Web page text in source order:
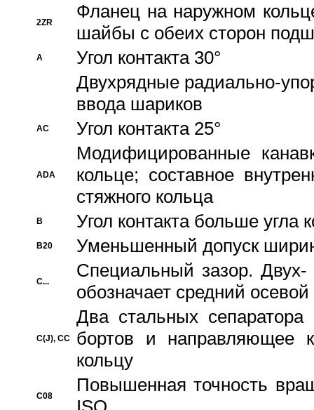
2ZR
Фланец на наружном
шайбы с обеих сторон
A
Угол контакта 30°
Двухрядные радиально-
ввода шариков
AC Угол контакта 25°
ADA
Модифицированные
кольце; составное
стяжного кольца
B Угол контакта больше угла
B20 Уменьшенный допуск
C...
Специальный зазор.
обозначает средний
C(J), CC
Два стальных сепаратора
бортов и направляющее
кольцу
C08
Повышенная точность